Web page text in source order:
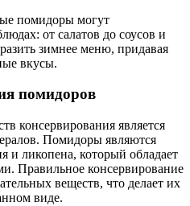
помидоры могут
от салатов до соусов и
зимнее меню, придавая
вкусы.
помидоров
консервирования является
Помидоры являются
и ликопена, который обладает
Правильное консервирование
веществ, что делает их
виде.